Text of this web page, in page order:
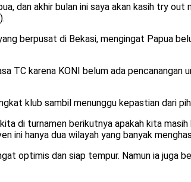
dan akhir bulan ini saya akan kasih try
berpusat di Bekasi, mengingat Papua
TC karena KONI belum ada
klub sambil menunggu kepastian dari
di turnamen berikutnya apakah kita
hanya dua wilayah yang banyak
optimis dan siap tempur. Namun ia juga